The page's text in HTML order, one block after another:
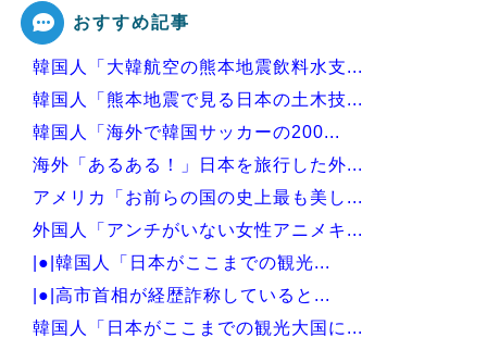
おすすめ記事
韓国人「大韓航空の熊本地震飲料水支...
韓国人「熊本地震で見る日本の土木技...
韓国人「海外で韓国サッカーの200...
海外「あるある！」日本を旅行した外...
アメリカ「お前らの国の史上最も美し...
外国人「アンチがいない女性アニメキ...
|●|韓国人「日本がここまでの観光...
|●|高市首相が経歴詐称していると...
韓国人「日本がここまでの観光大国に...